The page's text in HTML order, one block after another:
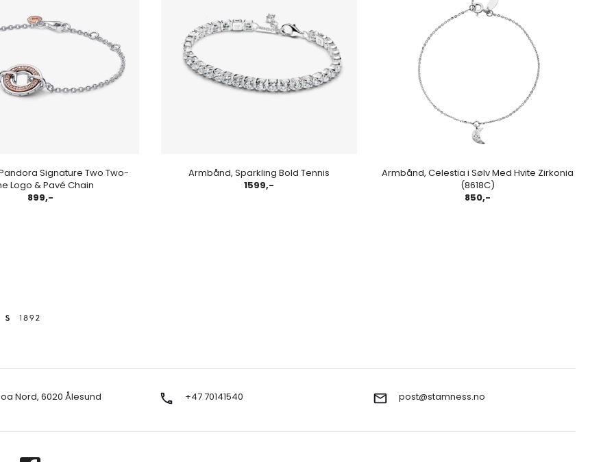
Signature Two Two-
Logo & Pavé Chain
899,-
Armbånd, Sparkling Bold Tennis
1599,-
Armbånd, Celestia i Sølv Med Hvite Zirkonia
(8618C)
850,-
Nord, 6020 Ålesund +47 70141540 post@stamness.no